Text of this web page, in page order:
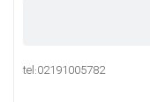
tel:02191005782